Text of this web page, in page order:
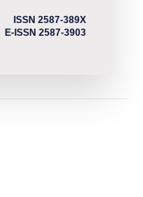
ISSN 2587-389X
E-ISSN 2587-3903